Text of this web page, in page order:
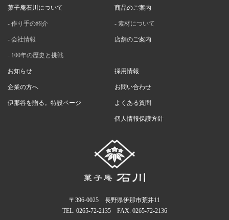
菓子庵石川について
作り手の紹介
会社情報
100年の歴史と挑戦
商品のご案内
素材について
店舗のご案内
お知らせ
企業の方へ
伊那谷を贈る。特設ページ
採用情報
お問い合わせ
よくある質問
個人情報保護方針
〒396-0025 長野県伊那市荒井11
TEL. 0265-72-2135FAX. 0265-72-2136